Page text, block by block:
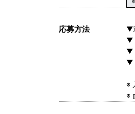
応募方法
▼
▼
▼
▼
※
※